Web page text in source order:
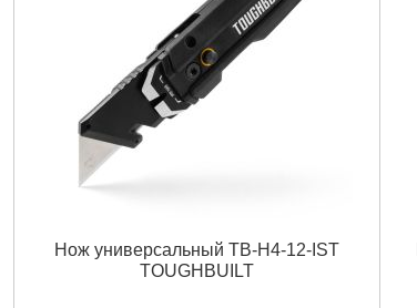
Нож универсальный TB-H4-12-IST
TOUGHBUILT